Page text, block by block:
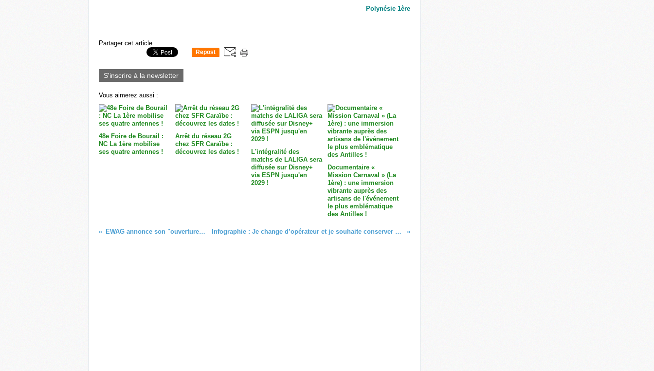
Polynésie 1ère
Partager cet article
Repost
S'inscrire à la newsletter
Vous aimerez aussi :
48e Foire de Bourail :
NC La 1ère mobilise
ses quatre antennes !
Arrêt du réseau 2G
chez SFR Caraïbe :
découvrez les dates !
L'intégralité des
matchs de LALIGA sera
diffusée sur Disney+
via ESPN jusqu'en
2029 !
Documentaire «
Mission Carnaval » (La
1ère) : une immersion
vibrante auprès des
artisans de l'événement
le plus emblématique
des Antilles !
EWAG annonce son "ouverture" sur l'Hexagone ! Infographie : Je change d’opérateur et je souhaite conserver mon numéro de téléphone fixe !